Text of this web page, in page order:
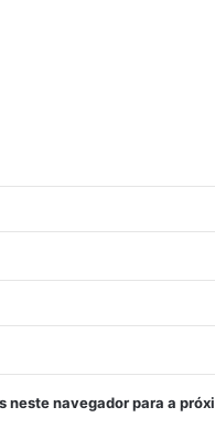
neste navegador para a